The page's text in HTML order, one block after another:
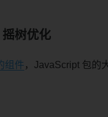
摇树优化
组件 ，JavaScript 包的